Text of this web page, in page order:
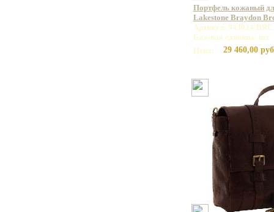
Портфель кожаный
Lakestone Braydon
Артикул: 943024/BRC
Базовая единица: шт
Цена:
29 460,00